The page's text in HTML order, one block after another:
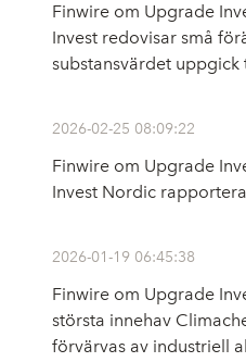
Finwire om Upgrade
Invest redovisar små
substansvärdet
2026-02-25 08:09:22
Finwire om Upgrade
Invest Nordic
2026-01-19 06:45:38
Finwire om Upgrade
största innehav
förvärvas av industriell